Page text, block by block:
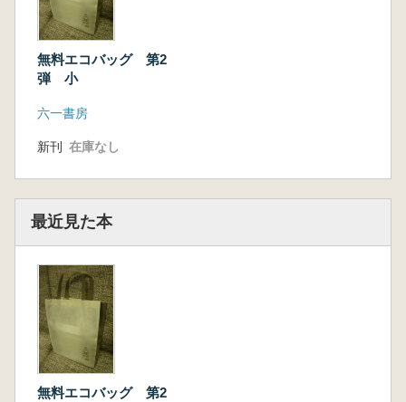
無料エコバッグ 第2
弾 小
六一書房
新刊 在庫なし
最近見た本
無料エコバッグ 第2